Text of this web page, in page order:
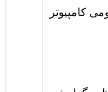
کامپیوتر: